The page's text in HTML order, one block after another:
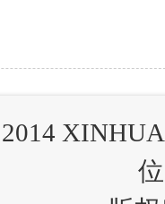
2014